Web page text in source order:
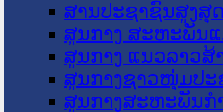
ສານປະຊາຊົນສູງສຸ
ສູນກາງ ສະຫະພັນ
ສູນກາງ ແນວລາວສ້
ສູນກາງຊາວໜຸ່ມປະ
ສູນກາງສະຫະພັນກ